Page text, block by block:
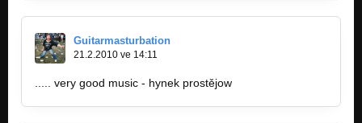
Guitarmasturbation
21.2.2010 ve 14:11
..... very good music - hynek prostějow